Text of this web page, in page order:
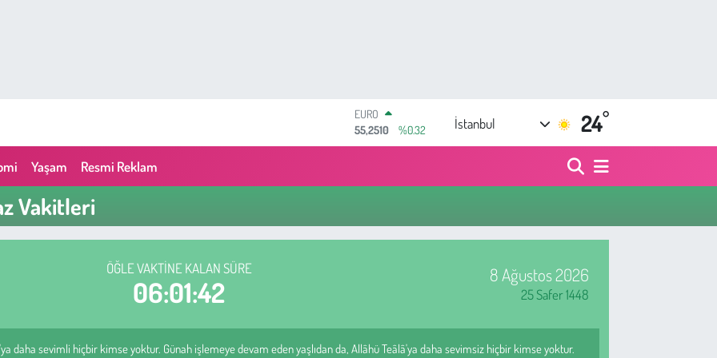
STERLİN
64,4811
%0.38
BİST100
İstanbul 24°
Yaşam Resmi Reklam
Vakitleri
ÖĞLE VAKTINE KALAN SÜRE
06:01:41
8 Ağustos 2026
25 Safer 1448
daha sevimli hiçbir kimse yoktur. Günah işlemeye devam eden yaşlıdan da, Allâhü Teâlâ'ya daha sevimsiz hiçbir kimse yoktur.